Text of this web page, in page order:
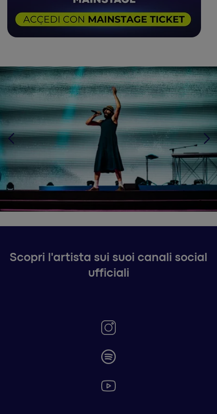
Nel 2026 entra inoltre a far parte della nuova
superband SI! BOOM! VOILÀ!un progetto
collettivo nato dall’incontro di musicisti tra i più
della musica indipendente italiana, tra cuiRoberta
Sammarelli(storica bassista dei Verdena),
insieme ad altri musicisti della scena
contemporanea. Con questa formazione N.A.I.P. è
attualmente in tour, portando la sua visione
performativa e la sua attitudine sperimentale
all’interno di uno spettacolo potente,
imprevedibile e profondamente collettivo.
Scopri l'artista sui suoi canali social
ufficiali